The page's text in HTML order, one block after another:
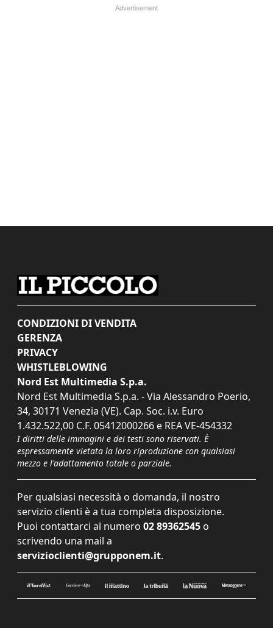
CONDIZIONI DI VENDITA
GERENZA
PRIVACY
WHISTLEBLOWING
Nord Est Multimedia S.p.a.
Nord Est Multimedia S.p.a. - Via Alessandro Poerio,
34, 30171 Venezia (VE). Cap. Soc. i.v. Euro
1.432.522,00 C.F. 05412000266 e REA VE-454332
I diritti delle immagini e dei testi sono riservati. È
espressamente vietata la loro riproduzione con qualsiasi
mezzo e l'adattamento totale o parziale.
Per qualsiasi necessità o domanda, il nostro
servizio clienti è a tua completa disposizione.
Puoi contattarci al numero 02 89362545 o
scrivendo una mail a
servizioclienti@grupponem.it.